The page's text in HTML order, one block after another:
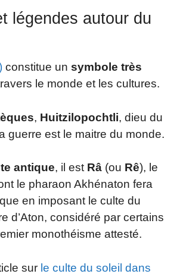
légendes autour du
constitue un symbole très
le monde et les cultures.
, Huitzilopochtli, dieu du
guerre est le maitre du monde.
antique, il est Râ (ou Rê), le
le pharaon Akhénaton fera
en imposant le culte du
d’Aton, considéré par certains
monothéisme attesté.
sur le culte du soleil dans